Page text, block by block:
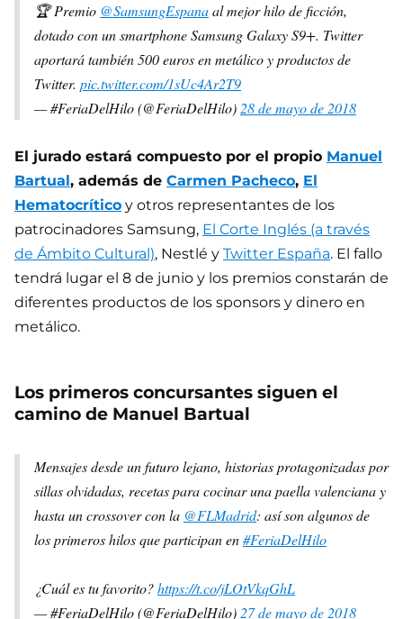
🏆 Premio @SamsungEspanaal mejor hilo de ficción,
dotado con un smartphone Samsung Galaxy S9+. Twitter
aportará también 500 euros en metálico y productos de
Twitter. pic.twitter.com/1sUc4Ar2T9
— #FeriaDelHilo (@FeriaDelHilo)28 de mayo de 2018
El jurado estará compuesto por el propio Manuel
Bartual, además de Carmen Pacheco, El
Hematocrítico y otros representantes de los
patrocinadores Samsung, El Corte Inglés (a través
de Ámbito Cultural), Nestlé y Twitter España. El fallo
tendrá lugar el 8 de junio y los premios constarán de
diferentes productos de los sponsors y dinero en
metálico.
Los primeros concursantes siguen el
camino de Manuel Bartual
Mensajes desde un futuro lejano, historias protagonizadas por
sillas olvidadas, recetas para cocinar una paella valenciana y
hasta un crossover con la @FLMadrid: así son algunos de
los primeros hilos que participan en#FeriaDelHilo
¿Cuál es tu favorito?https://t.co/jLOtVkqGhL
— #FeriaDelHilo (@FeriaDelHilo)27 de mayo de 2018